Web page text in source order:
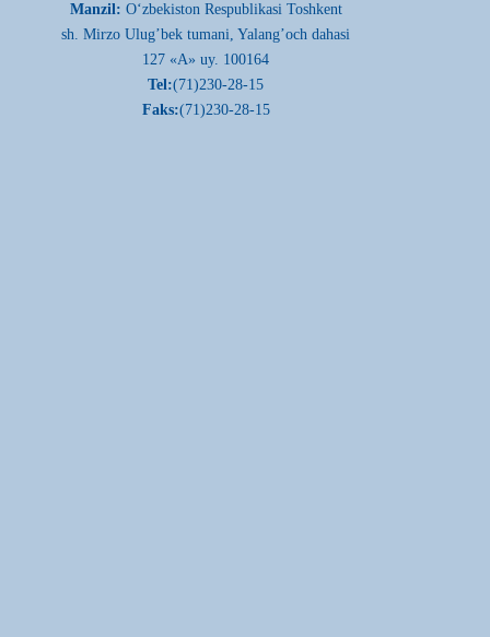
Manzil: О‘zbekiston Respublikasi Toshkent
sh. Mirzo Ulug’bek tumani, Yalang’och dahasi
127 «A» uy. 100164
Tel:(71)230-28-15
Faks:(71)230-28-15